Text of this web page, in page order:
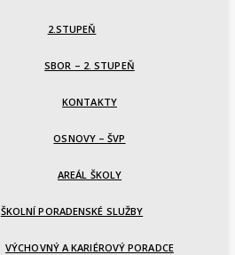
2.STUPEŇ
SBOR – 2. STUPEŇ
KONTAKTY
OSNOVY – ŠVP
AREÁL ŠKOLY
ŠKOLNÍ PORADENSKÉ SLUŽBY
VÝCHOVNÝ A KARIÉROVÝ PORADCE